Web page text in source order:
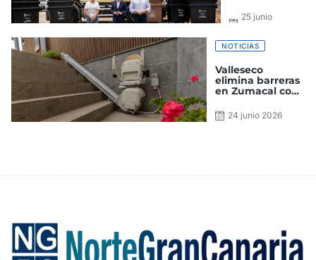
instalación en
las próximas
municipio
25 junio
NOTICIAS
Valleseco
elimina barreras
en Zumacal con
de accesibilidad
en el local social
24 junio 2026